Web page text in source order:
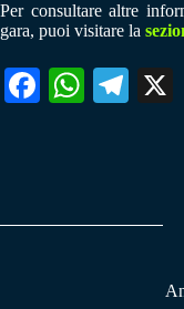
Per consultare altre
gara, puoi visitare la
Fa W
pp
Te
m